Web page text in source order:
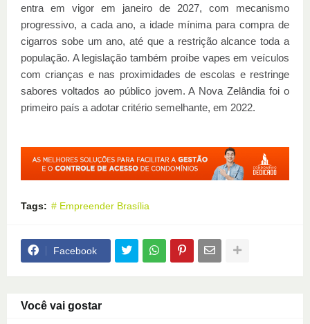
entra em vigor em janeiro de 2027, com mecanismo
progressivo, a cada ano, a idade mínima para compra de
cigarros sobe um ano, até que a restrição alcance toda a
população. A legislação também proíbe vapes em veículos
com crianças e nas proximidades de escolas e restringe
sabores voltados ao público jovem. A Nova Zelândia foi o
primeiro país a adotar critério semelhante, em 2022.
Tags: # Empreender Brasília
Facebook
Você vai gostar